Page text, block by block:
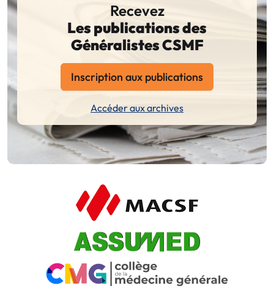
Recevez
Les publications des
Généralistes CSMF
Inscription aux publications
Accéder aux archives